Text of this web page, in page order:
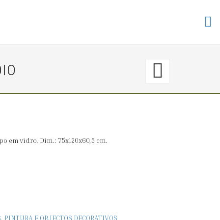
〈€
em vidro. Dim.: 75x120x60,5 cm.
E OBJECTOS DECORATIVOS